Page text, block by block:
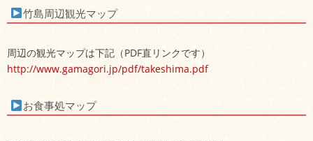
竹島周辺観光マップ
周辺の観光マップは下記（PDF直リンクです）
http://www.gamagori.jp/pdf/takeshima.pdf
お食事処マップ